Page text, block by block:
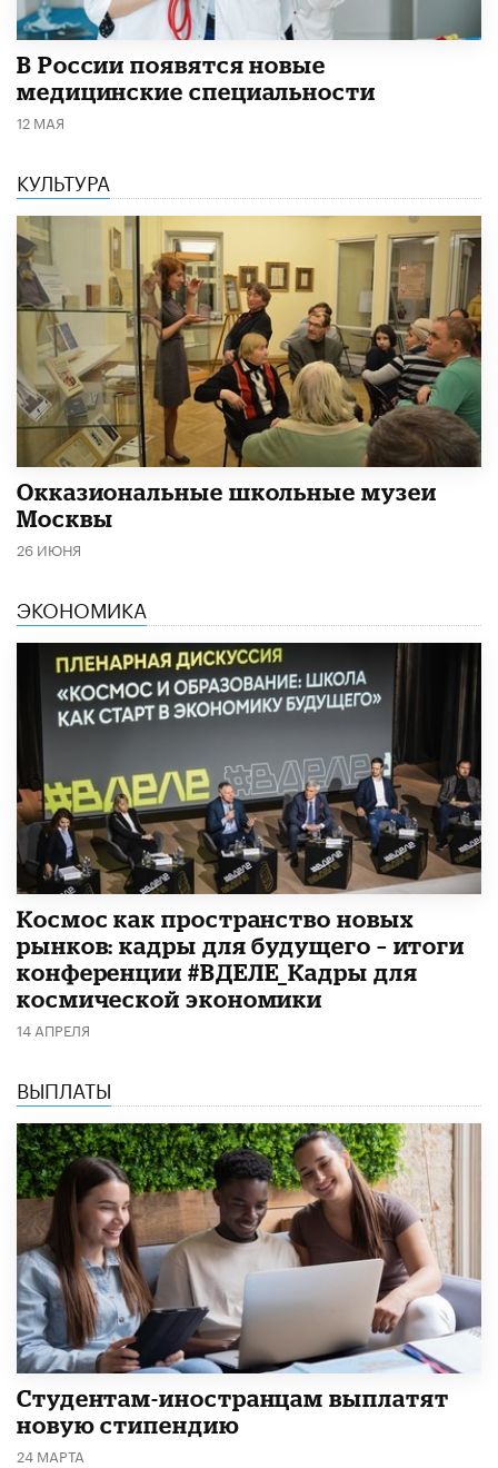
В России появятся новые
медицинские специальности
12 МАЯ
КУЛЬТУРА
​Окказиональные школьные музеи
Москвы
26 ИЮНЯ
ЭКОНОМИКА
Космос как пространство новых
рынков: кадры для будущего – итоги
конференции #ВДЕЛЕ_Кадры для
космической экономики
14 АПРЕЛЯ
ВЫПЛАТЫ
Студентам-иностранцам выплатят
новую стипендию
24 МАРТА